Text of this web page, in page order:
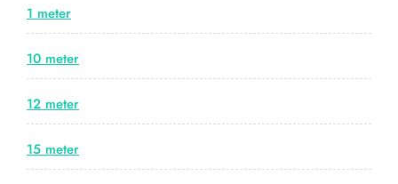
1 meter
10 meter
12 meter
15 meter